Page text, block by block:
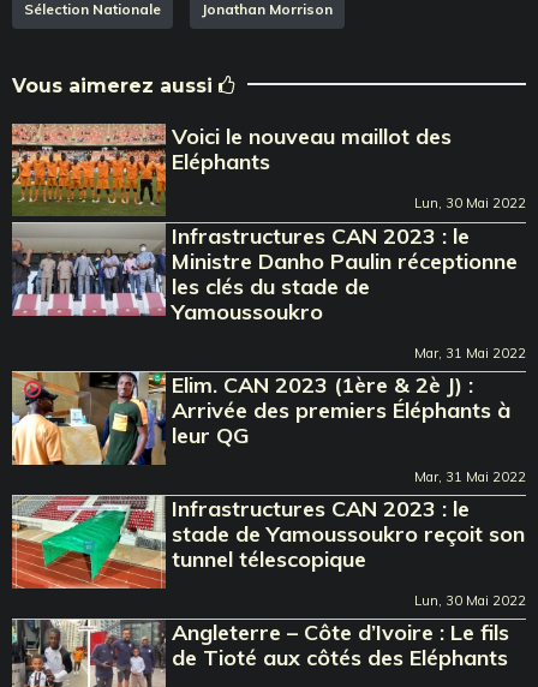
Sélection Nationale Jonathan Morrison
Vous aimerez aussi
Voici le nouveau maillot des
Eléphants
Lun, 30 Mai 2022
Infrastructures CAN 2023 : le
Ministre Danho Paulin réceptionne
les clés du stade de
Yamoussoukro
Mar, 31 Mai 2022
Elim. CAN 2023 (1ère & 2è J) :
Arrivée des premiers Éléphants à
leur QG
Mar, 31 Mai 2022
Infrastructures CAN 2023 : le
stade de Yamoussoukro reçoit son
tunnel télescopique
Lun, 30 Mai 2022
Angleterre – Côte d’Ivoire : Le fils
de Tioté aux côtés des Eléphants